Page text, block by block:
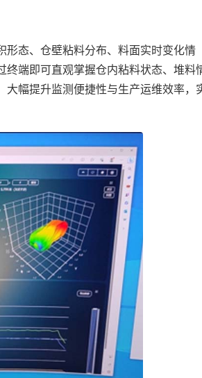
态、仓壁粘料分布、料面实时变化情
端即可直观掌握仓内粘料状态、堆料
幅提升监测便捷性与生产运维效率，